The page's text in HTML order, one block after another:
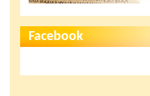
Facebook